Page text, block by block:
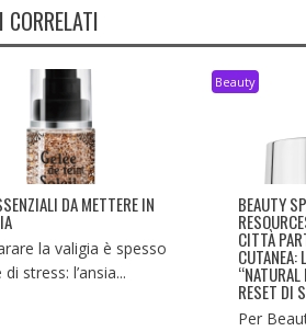
DA METTERE IN
la valigia è spesso
stress: l’ansia...
Beauty
BEAUTY
CITTÀ
CUTANEA:
RESET DI
Per